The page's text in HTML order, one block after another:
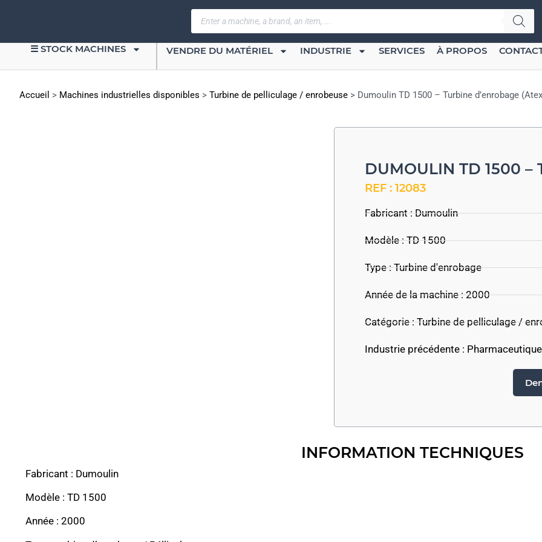
☰ STOCK MACHINES VENDRE DU MATÉRIEL INDUSTRIE SERVICES À PROPOS
Accueil > Machines industrielles disponibles > Turbine de pelliculage / enrobeuse > Dumoulin TD 1500 – Turbine d’enrobage
DUMOULIN TD 1500 –
REF : 12083
Fabricant :Dumoulin
Modèle : TD 1500
Type : Turbine d'enrobage
Année de la machine : 2000
Catégorie :Turbine de pelliculage /
Industrie précédente : Pharmaceutique
INFORMATION TECHNIQUES
Fabricant : Dumoulin
Modèle : TD 1500
Année : 2000